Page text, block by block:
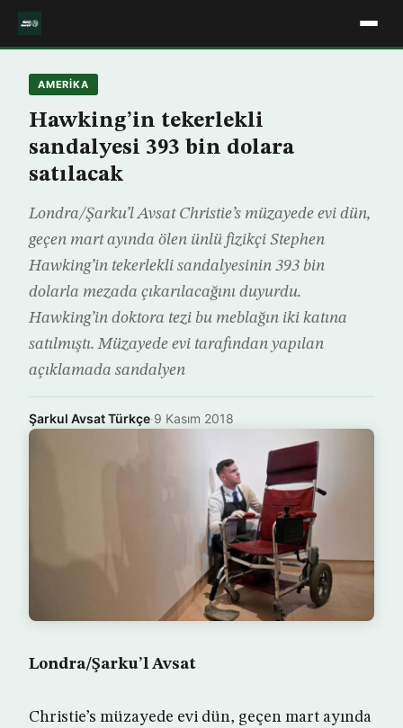
AMERIKA
Hawking’in tekerlekli
sandalyesi 393 bin dolara
satılacak
Londra/Şarku’l Avsat Christie’s müzayede evi dün,
geçen mart ayında ölen ünlü fizikçi Stephen
Hawking’in tekerlekli sandalyesinin 393 bin
dolarla mezada çıkarılacağını duyurdu.
Hawking’in doktora tezi bu meblağın iki katına
satılmıştı. Müzayede evi tarafından yapılan
açıklamada sandalyen
Şarkul Avsat Türkçe·9 Kasım 2018
Londra/Şarku’l Avsat
Christie’s müzayede evi dün, geçen mart ayında